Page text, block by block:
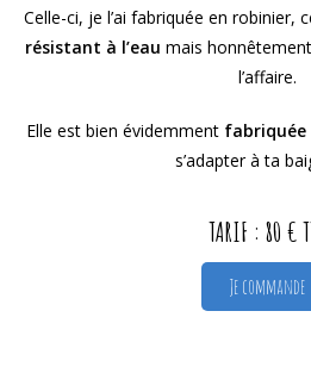
Celle-ci, je l’ai fabriquée en robinier,
résistant à l’eau mais
l’affaire.
Elle est bien évidemment fabriquée
s’adapter à ta
TARIF : 80 €
Je commande